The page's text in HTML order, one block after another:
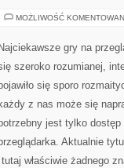
MOŻLIWOŚĆ
Najciekawsze gry na
szeroko rozumianej,
się sporo
każdy z nas może się
jest tylko dostęp
Aktualnie
właściwie żadnego